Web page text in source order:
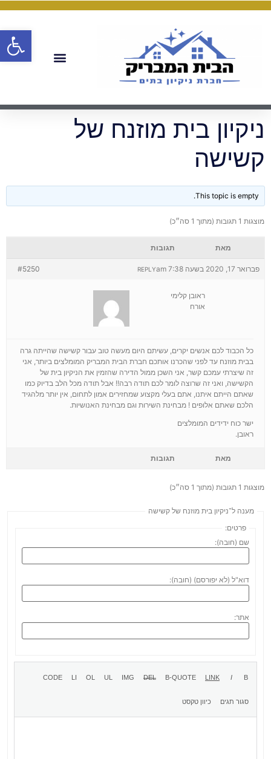
ניקיון בית מוזנח של
קשישה
This topic is empty.
מוצגות 1 תגובות (מתוך 1 סה״כ)
מאת תגובות
פברואר 17, 2020 בשעה 7:38 am #5250 REPLY
ראובן קלימי
אורח
כל הכבוד לכם אנשים יקרים, עשיתם היום מעשה טוב עבור קשישה שהייתה גרה
בבית מוזנח עד לפני שהכרנו אותכם חברת הבית המבריק המומלצים ביותר, אני
זה שיצרתי עמכם קשר, אני השכן ממול הדירה שהזמין את הניקיון בית של
הקשישה, ואני זה שרוצה לומר לכם תודה רבה!! אבל תודה מכל הלב בדיוק כמו
שאתם הייתם איתנו, אתם בעלי מקצוע שמחזירים אמון לתחום, אין יותר מלהגיד
הלכם שאתם אלופים ! מבחינת השירות וגם מבחינת האנושיות.
ישר כוח ידידים המומלצים
ראובן.
מאת תגובות
מוצגות 1 תגובות (מתוך 1 סה״כ)
מענה ל־ניקיון בית מוזנח של קשישה
פרטים:
שם (חובה):
דוא"ל (לא יפורסם) (חובה):
אתר: